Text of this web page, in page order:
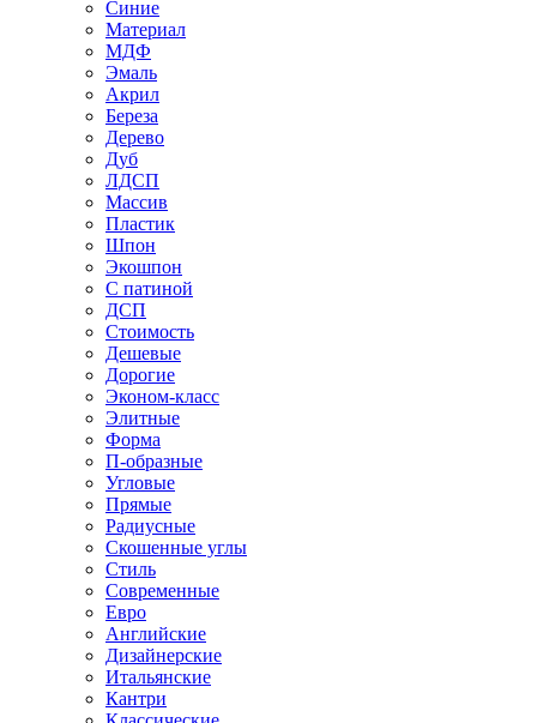
Синие
Материал
МДФ
Эмаль
Акрил
Береза
Дерево
Дуб
ЛДСП
Массив
Пластик
Шпон
Экошпон
С патиной
ДСП
Стоимость
Дешевые
Дорогие
Эконом-класс
Элитные
Форма
П-образные
Угловые
Прямые
Радиусные
Скошенные углы
Стиль
Современные
Евро
Английские
Дизайнерские
Итальянские
Кантри